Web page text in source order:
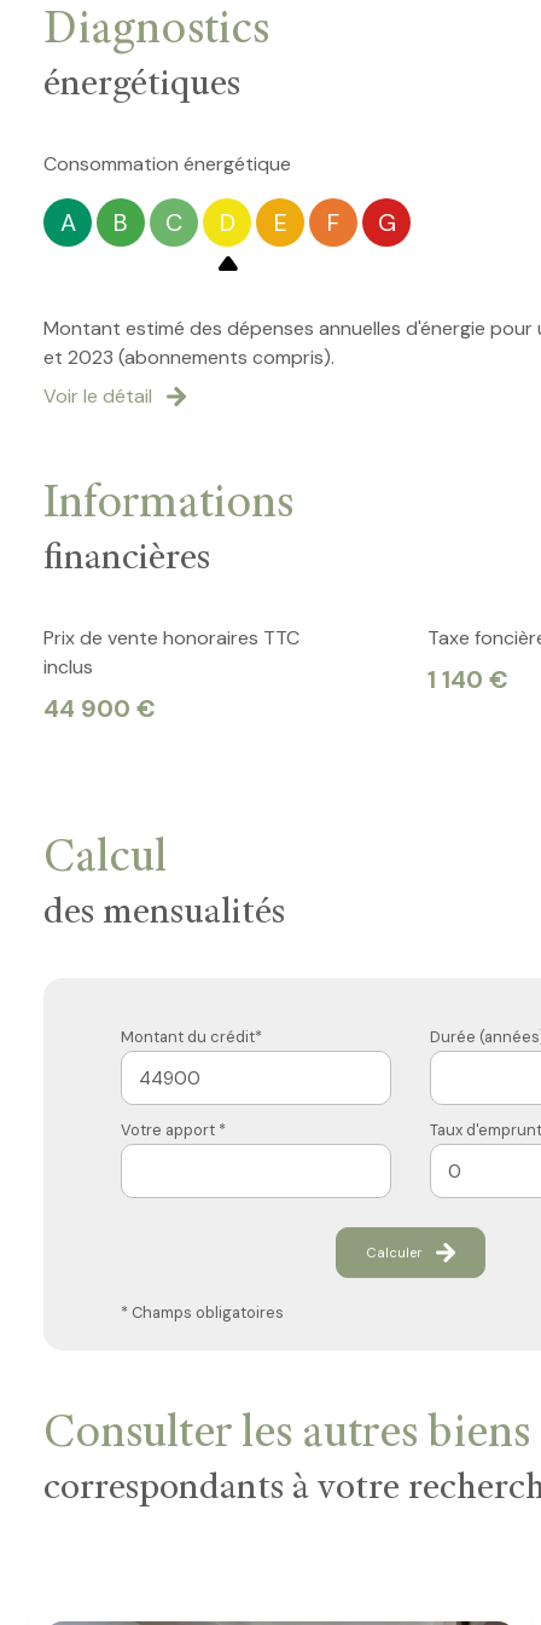
salle de bain
Diagnostics
énergétiques
Consommation énergétique
A B C D E F G
Montant estimé des dépenses annuelles d'énergie pour
et 2023 (abonnements compris).
Voir le détail
Informations
financières
Prix de vente honoraires TTC
inclus
44 900 €
Taxe
1 140 €
Calcul
des mensualités
Montant du crédit* Durée
Votre apport * Taux
Calculer
* Champs obligatoires
Consulter les autres biens
correspondants à votre